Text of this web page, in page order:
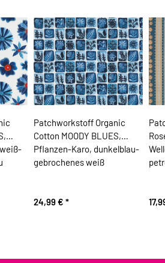
Patchworkstoff Organic
Cotton MOODY BLUES,
Pflanzen-Karo, dunkelblau-
gebrochenes weiß
24,99 € *